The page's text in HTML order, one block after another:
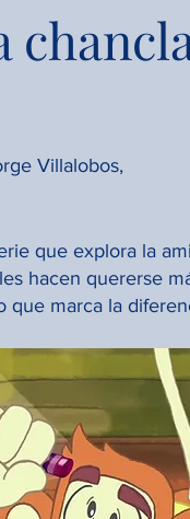
Villalobos,
que explora la
hacen quererse
que marca la